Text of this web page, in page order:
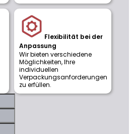
Flexibilität bei der
Anpassung
Wir bieten verschiedene
Möglichkeiten, Ihre
individuellen
Verpackungsanforderungen
zu erfüllen.